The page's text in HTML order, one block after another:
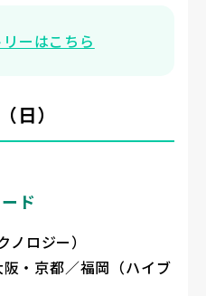
ーはこちら
日）
ド
ロジー）
・京都／福岡（ハイブ